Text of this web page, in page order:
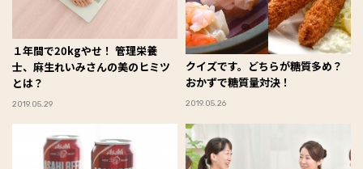
１年間で20kgやせ！ 管理栄養
士、麻生れいみさんの美のヒミツ
とは？
2019.05.29
クイズです。どちらが糖質多め？
おかずで糖質量対決！
2019.05.26